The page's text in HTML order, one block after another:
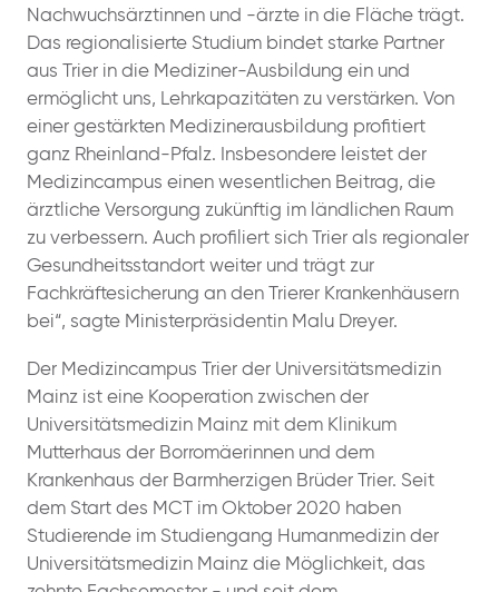
Nachwuchsärztinnen und -ärzte in die Fläche trägt.
Das regionalisierte Studium bindet starke Partner
aus Trier in die Mediziner-Ausbildung ein und
ermöglicht uns, Lehrkapazitäten zu verstärken. Von
einer gestärkten Medizinerausbildung profitiert
ganz Rheinland-Pfalz. Insbesondere leistet der
Medizincampus einen wesentlichen Beitrag, die
ärztliche Versorgung zukünftig im ländlichen Raum
zu verbessern. Auch profiliert sich Trier als regionaler
Gesundheitsstandort weiter und trägt zur
Fachkräftesicherung an den Trierer Krankenhäusern
bei“, sagte Ministerpräsidentin Malu Dreyer.
Der Medizincampus Trier der Universitätsmedizin
Mainz ist eine Kooperation zwischen der
Universitätsmedizin Mainz mit dem Klinikum
Mutterhaus der Borromäerinnen und dem
Krankenhaus der Barmherzigen Brüder Trier. Seit
dem Start des MCT im Oktober 2020 haben
Studierende im Studiengang Humanmedizin der
Universitätsmedizin Mainz die Möglichkeit, das